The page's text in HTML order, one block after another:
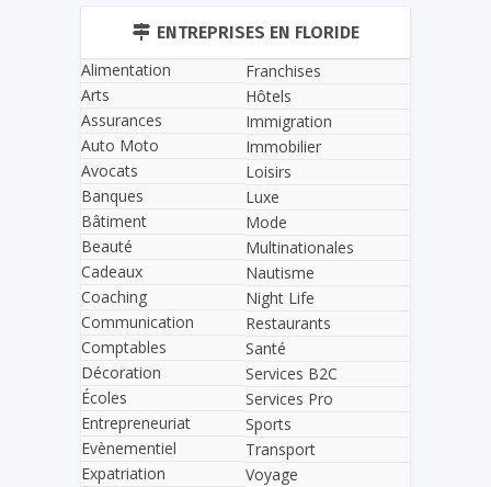
ENTREPRISES EN FLORIDE
Alimentation
Arts
Assurances
Auto Moto
Avocats
Banques
Bâtiment
Beauté
Cadeaux
Coaching
Communication
Comptables
Décoration
Écoles
Entrepreneuriat
Evènementiel
Expatriation
Franchises
Hôtels
Immigration
Immobilier
Loisirs
Luxe
Mode
Multinationales
Nautisme
Night Life
Restaurants
Santé
Services B2C
Services Pro
Sports
Transport
Voyage